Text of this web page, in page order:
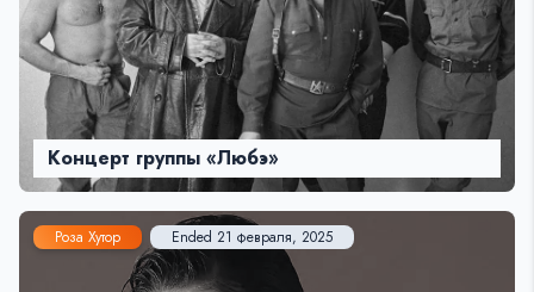
Концерт группы «Любэ»
Роза Хутор Ended 21 февраля, 2025